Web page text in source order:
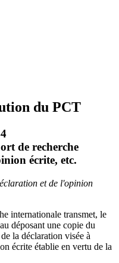
du PCT
de recherche
écrite, etc.
et de l'opinion
internationale transmet, le
déposant une copie du
la déclaration visée à
écrite établie en vertu de la